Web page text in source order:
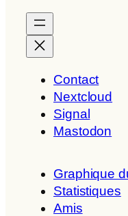
Contact
Nextcloud
Signal
Mastodon
Graphique
Statistiques
Amis